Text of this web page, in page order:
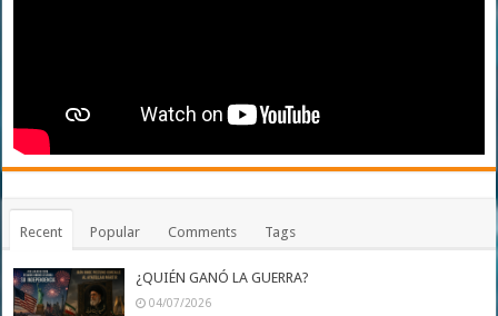
Recent Popular Comments Tags
¿QUIÉN GANÓ LA GUERRA?
04/07/2026